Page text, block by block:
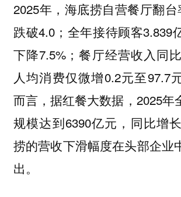
2025年，海底捞自营餐厅翻台
跌破4.0；全年接待顾客3.839
下降7.5%；餐厅经营收入同
人均消费仅微增0.2元至97.7
而言，据红餐大数据，2025年
规模达到6390亿元，同比增
捞的营收下滑幅度在头部企业
出。